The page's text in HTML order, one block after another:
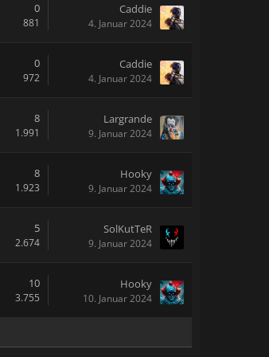
0
881
Caddie
4. Januar 2024
0
972
Caddie
4. Januar 2024
8
1.991
Largrande
9. Januar 2024
8
1.923
Hooky
9. Januar 2024
5
2.674
SolKutTeR
9. Januar 2024
10
3.755
Hooky
10. Januar 2024